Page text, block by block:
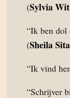
(Sylvia
“Ik ben dol
(Sheila
“Ik vind
“Schrijver